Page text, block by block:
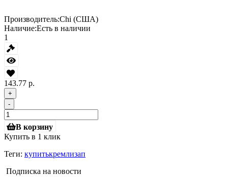
Производитель:Chi (США)
Наличие:Есть в наличии
1
143.77 р.
+
-
В корзину
Купить в 1 клик
Теги: купитькремлизап
Подписка на новости